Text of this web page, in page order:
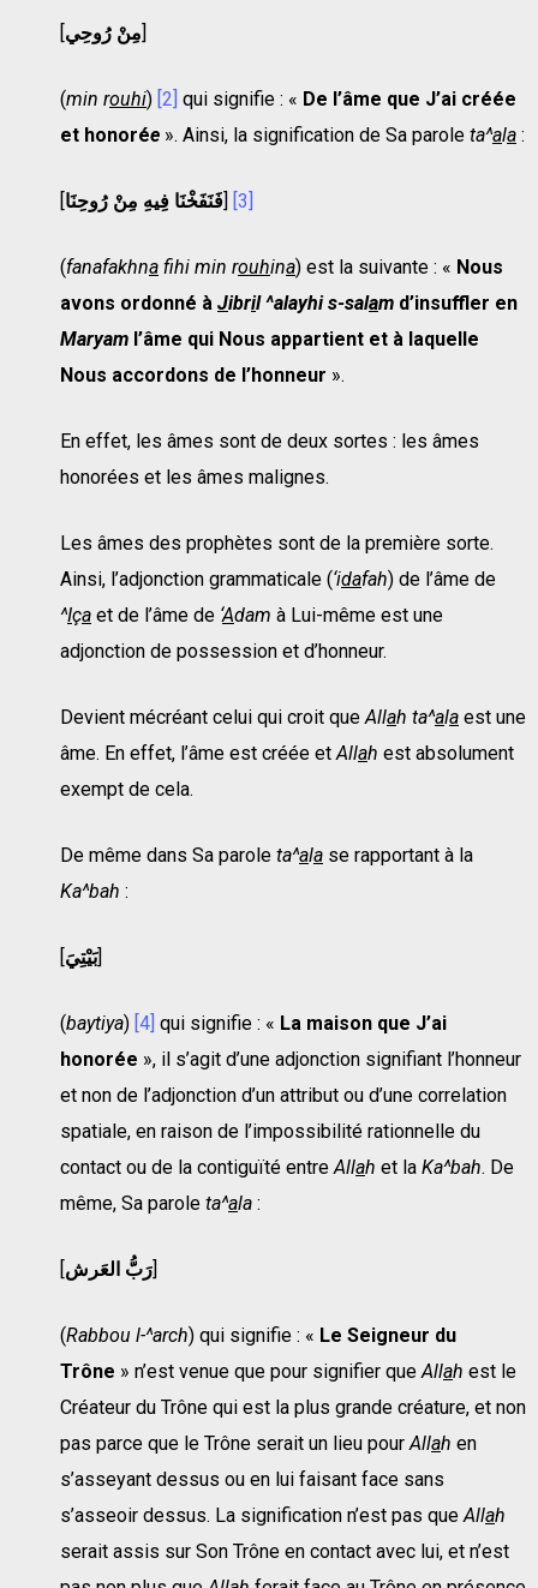
[مِنْ رُوحِي]
(min rouhi) [2] qui signifie : « De l’âme que J’ai créée
et honorée ». Ainsi, la signification de Sa parole ta^ala :
[فَنَفَخْنَا فِيهِ مِنْ رُوحِنَا] [3]
(fanafakhna fhi min rouhina) est la suivante : « Nous
avons ordonné à Jibril^alayhi s-salam d’insuffler en
Maryam l’âme qui Nous appartient et à laquelle
Nous accordons de l’honneur ».
En effet, les âmes sont de deux sortes : les âmes
honorées et les âmes malignes.
Les âmes des prophètes sont de la première sorte.
Ainsi, l’adjonction grammaticale (‘idafah) de l’âme de
^Iça et de l’âme de ‘Adam à Lui-même est une
adjonction de possession et d’honneur.
Devient mécréant celui qui croit queAllah ta^ala est une
âme. En effet, l’âme est créée etAllah est absolument
exempt de cela.
De même dans Sa parole ta^ala se rapportant à la
Ka^bah :
[بَيْتِيَ]
(baytiya) [4] qui signifie : « La maison que J’ai
honorée », il s’agit d’une adjonction signifiant l’honneur
et non de l’adjonction d’un attribut ou d’une correlation
spatiale, en raison de l’impossibilité rationnelle du
contact ou de la contiguïté entreAllah et la Ka^bah. De
même, Sa parole ta^ala :
[ رَبُّ العرش ]
(Rabbou l-^arch) qui signifie : « Le Seigneur du
Trône » n’est venue que pour signifier queAllah est le
Créateur du Trône qui est la plus grande créature, et non
pas parce que le Trône serait un lieu pourAllah en
s’asseyant dessus ou en lui faisant face sans
s’asseoir dessus. La signification n’est pas queAllah
serait assis sur Son Trône en contact avec lui, et n’est